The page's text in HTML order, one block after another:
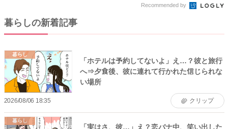
Recommended by
暮らしの新着記事
暮らし
「ホテルは予約してないよ」え…？彼と旅行
へ⇒夕食後、彼に連れて行かれた信じられな
い場所
2026/08/06 18:35 クリップ
暮らし
「実はさ、彼…」え？恋バナ中、笑い出した